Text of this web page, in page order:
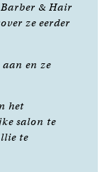
& Hair
ze eerder
en ze
het
salon te
te